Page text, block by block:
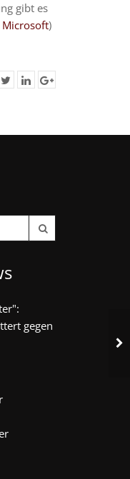
gibt es
Microsoft)
gegen